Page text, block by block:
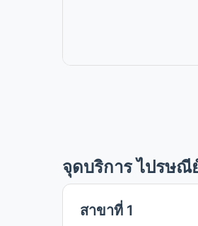
จุดบริการ ไปรษณี
สาขาที่ 1